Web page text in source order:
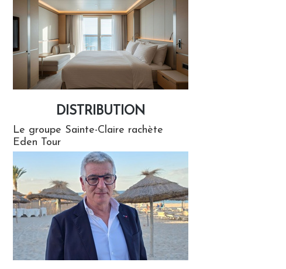
DISTRIBUTION
Le groupe Sainte-Claire rachète
Eden Tour